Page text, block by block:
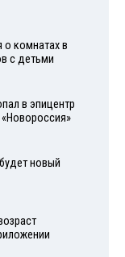
о комнатах в
с детьми
в эпицентр
новый